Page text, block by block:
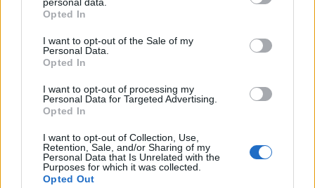
Opted In
I want to opt-out of the Sale of my
Personal Data.
Opted In
I want to opt-out of processing my
Personal Data for Targeted Advertising.
Opted In
I want to opt-out of Collection, Use,
Retention, Sale, and/or Sharing of my
Personal Data that Is Unrelated with the
Purposes for which it was collected.
Opted Out
LEGGI GLI ALTRI ARTICOLI DI
Selezioniamo per te
Il meglio di